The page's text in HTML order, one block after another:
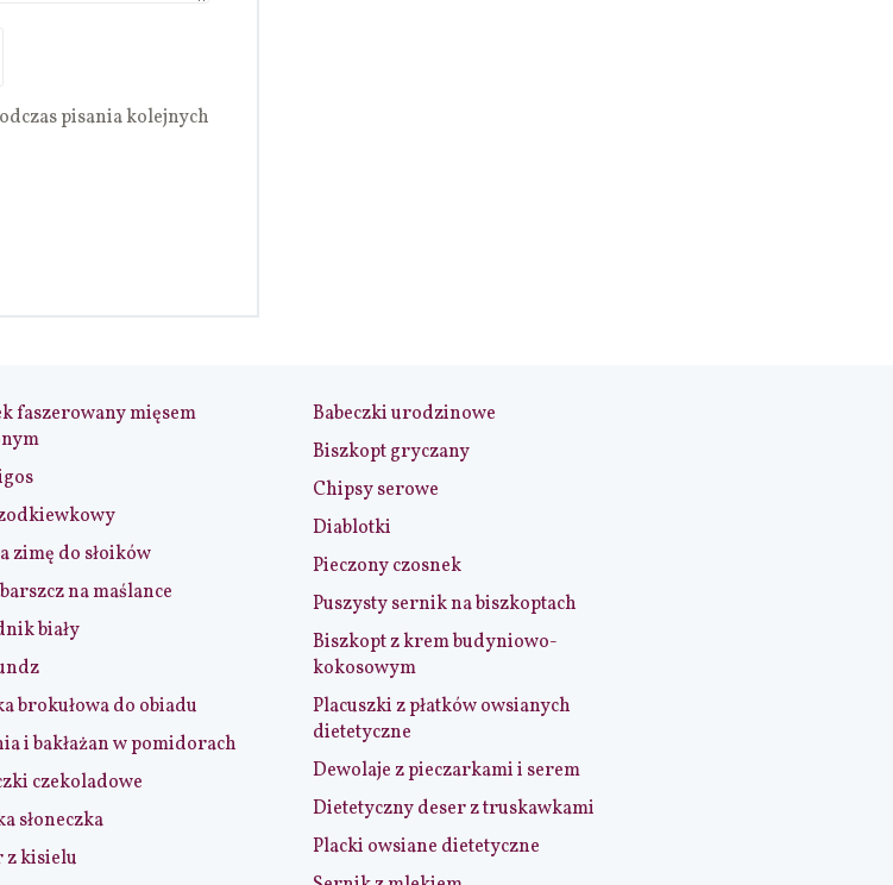
pisania kolejnych
faszerowany mięsem
zimę do słoików
na maślance
biały
brokułowa do obiadu
i bakłażan w pomidorach
czekoladowe
słoneczka
z kisielu
Babeczki urodzinowe
Biszkopt gryczany
Chipsy serowe
Diablotki
Pieczony czosnek
Puszysty sernik na biszkoptach
Biszkopt z krem budyniowo-
kokosowym
Placuszki z płatków owsianych
dietetyczne
Dewolaje z pieczarkami i serem
Dietetyczny deser z truskawkami
Placki owsiane dietetyczne